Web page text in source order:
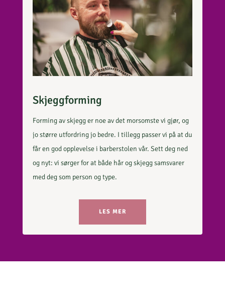
Skjeggforming
Forming av skjegg er noe av det morsomste vi gjør, og
jo større utfordring jo bedre. I tillegg passer vi på at du
får en god opplevelse i barberstolen vår. Sett deg ned
og nyt: vi sørger for at både hår og skjegg samsvarer
med deg som person og type.
LES MER